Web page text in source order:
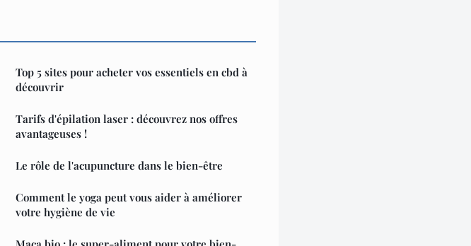
Top 5 sites pour acheter vos essentiels en cbd à
découvrir
Tarifs d'épilation laser : découvrez nos offres
avantageuses !
Le rôle de l'acupuncture dans le bien-être
Comment le yoga peut vous aider à améliorer
votre hygiène de vie